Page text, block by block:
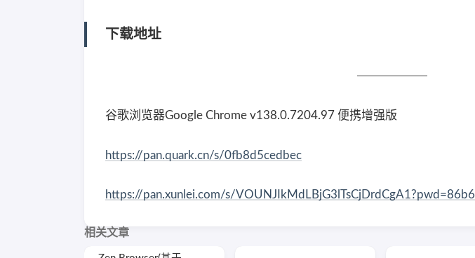
下载地址
谷歌浏览器Google Chrome v138.0.7204.97 便携增强版
https://pan.quark.cn/s/0fb8d5cedbec
https://pan.xunlei.com/s/VOUNJIkMdLBjG3lTsCjDrdCgA1?pwd=86b6
相关文章